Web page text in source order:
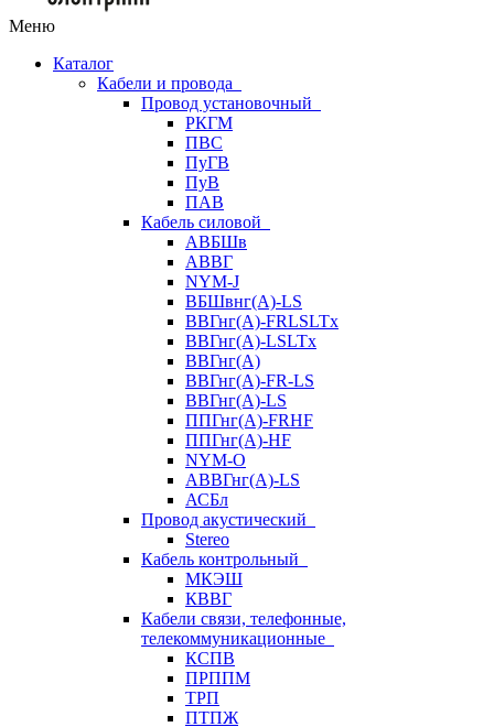
Меню
Каталог
Кабели и провода
Провод установочный
РКГМ
ПВС
ПуГВ
ПуВ
ПАВ
Кабель силовой
АВБШв
АВВГ
NYM-J
ВБШвнг(А)-LS
ВВГнг(A)-FRLSLTx
ВВГнг(A)-LSLTx
ВВГнг(А)
ВВГнг(А)-FR-LS
ВВГнг(А)-LS
ППГнг(А)-FRHF
ППГнг(А)-HF
NYM-O
АВВГнг(А)-LS
АСБл
Провод акустический
Stereo
Кабель контрольный
МКЭШ
КВВГ
Кабели связи, телефонные,
телекоммуникационные
КСПВ
ПРППМ
ТРП
ПТПЖ